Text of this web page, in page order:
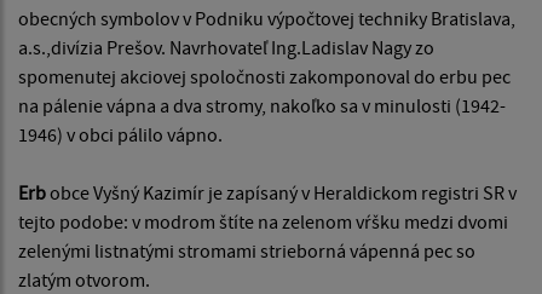
obecných symbolov v Podniku výpočtovej techniky Bratislava,
a.s.,divízia Prešov. Navrhovateľ Ing.Ladislav Nagy zo
spomenutej akciovej spoločnosti zakomponoval do erbu pec
na pálenie vápna a dva stromy, nakoľko sa v minulosti (1942-
1946) v obci pálilo vápno.
Erbobce Vyšný Kazimír je zapísaný v Heraldickom registri SR v
tejto podobe: v modrom štíte na zelenom vŕšku medzi dvomi
zelenými listnatými stromami strieborná vápenná pec so
zlatým otvorom.